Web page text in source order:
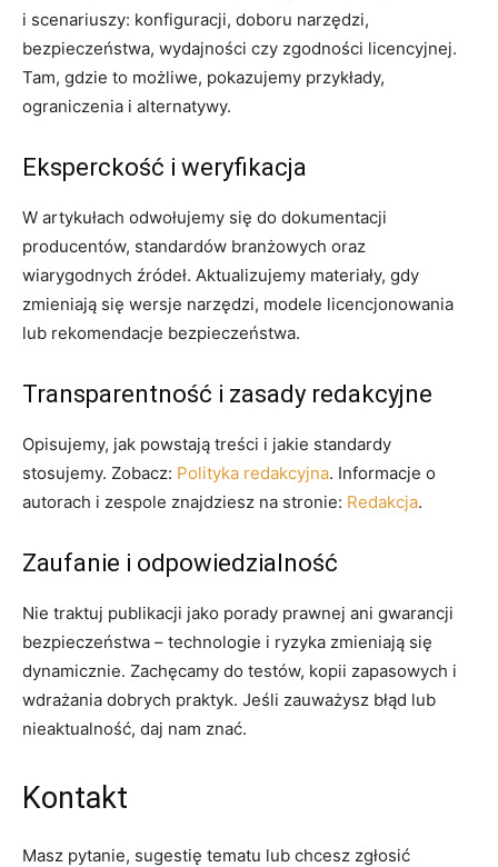
i scenariuszy: konfiguracji, doboru narzędzi,
bezpieczeństwa, wydajności czy zgodności licencyjnej.
Tam, gdzie to możliwe, pokazujemy przykłady,
ograniczenia i alternatywy.
Eksperckość i weryfikacja
W artykułach odwołujemy się do dokumentacji
producentów, standardów branżowych oraz
wiarygodnych źródeł. Aktualizujemy materiały, gdy
zmieniają się wersje narzędzi, modele licencjonowania
lub rekomendacje bezpieczeństwa.
Transparentność i zasady redakcyjne
Opisujemy, jak powstają treści i jakie standardy
stosujemy. Zobacz: Polityka redakcyjna. Informacje o
autorach i zespole znajdziesz na stronie: Redakcja.
Zaufanie i odpowiedzialność
Nie traktuj publikacji jako porady prawnej ani gwarancji
bezpieczeństwa – technologie i ryzyka zmieniają się
dynamicznie. Zachęcamy do testów, kopii zapasowych i
wdrażania dobrych praktyk. Jeśli zauważysz błąd lub
nieaktualność, daj nam znać.
Kontakt
Masz pytanie, sugestię tematu lub chcesz zgłosić